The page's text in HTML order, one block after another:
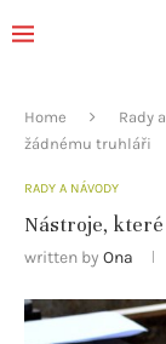
Home Rady
žádnému truhláři
RADY A NÁVODY
Nástroje,
written by Ona